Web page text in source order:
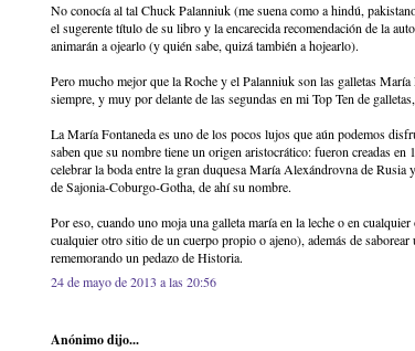
No conocía al tal Chuck Palanniuk (me suena como a hindú,
el sugerente título de su libro y la encarecida recomendación de la
animarán a ojearlo (y quién sabe, quizá también a hojearlo).
Pero mucho mejor que la Roche y el Palanniuk son las galletas
siempre, y muy por delante de las segundas en mi Top Ten de
La María Fontaneda es uno de los pocos lujos que aún podemos
saben que su nombre tiene un origen aristocrático: fueron creadas en
celebrar la boda entre la gran duquesa María Alexándrovna de
de Sajonia-Coburgo-Gotha, de ahí su nombre.
Por eso, cuando uno moja una galleta maría en la leche o en
cualquier otro sitio de un cuerpo propio o ajeno), además de
rememorando un pedazo de Historia.
24 de mayo de 2013 a las 20:56
Anónimo dijo...